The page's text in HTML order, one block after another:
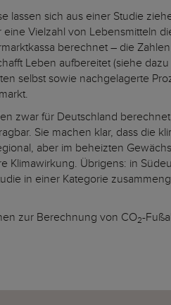
lassen sich aus einer Studie
eine Vielzahl von Lebensmitteln
berechnet – die
Leben aufbereitet (siehe
selbst sowie nachgelagerte
zwar für Deutschland
Sie machen klar, dass die
aber im beheizten
Klimawirkung. Übrigens: in
in einer Kategorie
zur Berechnung von CO2-